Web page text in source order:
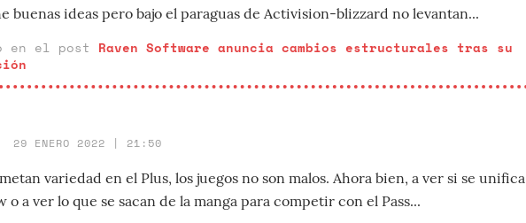
buenas ideas pero bajo el paraguas de Activision-blizzard no levantan...
en el post Raven Software anuncia cambios estructurales tras su
29 ENERO 2022 | 21:50
variedad en el Plus, los juegos no son malos. Ahora bien, a ver si se unifica
o a ver lo que se sacan de la manga para competir con el Pass...